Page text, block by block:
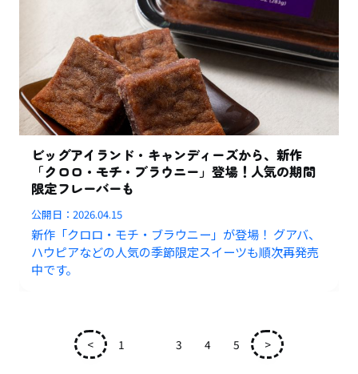
ビッグアイランド・キャンディーズから、新作
「クロロ・モチ・ブラウニー」登場！人気の期間
限定フレーバーも
公開日：2026.04.15
新作「クロロ・モチ・ブラウニー」が登場！ グアバ、
ハウピアなどの人気の季節限定スイーツも順次再発売
中です。
< 1 3 4 5 >